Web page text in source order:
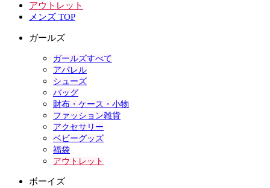
アウトレット
メンズ TOP
ガールズ
ガールズすべて
アパレル
シューズ
バッグ
財布・ケース・小物
ファッション雑貨
アクセサリー
ベビーグッズ
福袋
アウトレット
ボーイズ